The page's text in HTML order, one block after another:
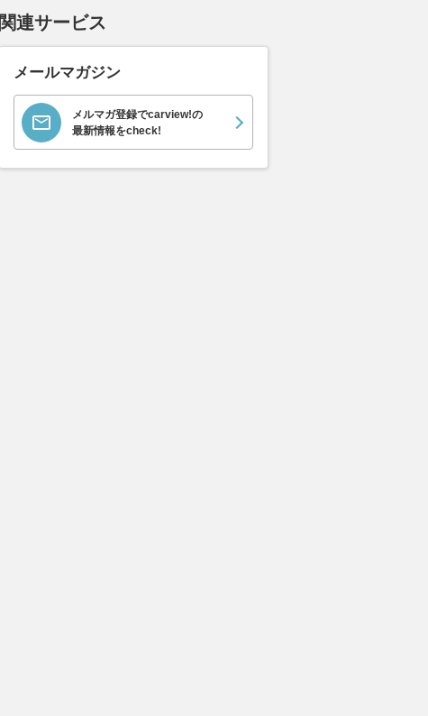
関連サービス
メールマガジン
メルマガ登録でcarview!の
最新情報をcheck!